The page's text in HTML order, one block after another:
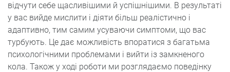
відчути себе щасливішими й успішнішими. В результаті
у вас вийде мислити і діяти більш реалістично і
адаптивно, тим самим усуваючи симптоми, що вас
турбують. Це дає можливість впоратися з багатьма
психологічними проблемами і вийти із замкненого
кола. Також у ході роботи ми розглядаємо поведінку